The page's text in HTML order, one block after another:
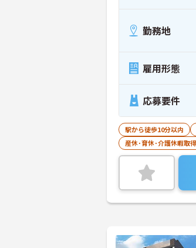
勤務地
雇用形態
応募要件
駅から徒歩10分以内
産休･育休･介護休暇取